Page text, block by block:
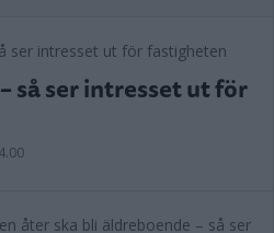
så ser intresset ut för